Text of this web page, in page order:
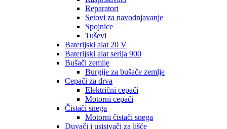
Reparatori
Setovi za navodnjavanje
Spojnice
Tuševi
Baterijski alat 20 V
Baterijski alat serija 900
Bušači zemlje
Burgije za bušače zemlje
Cepači za drva
Električni cepači
Motorni cepači
Čistači snega
Motorni čistači snega
Duvači i usisivači za lišće